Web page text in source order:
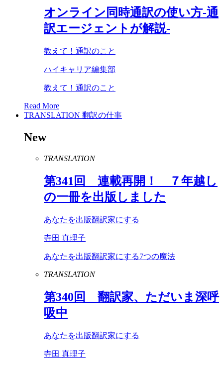
オンライン同時通訳の使い方-通
訳エージェントが解説-
教えて！通訳のこと
ハイキャリア編集部
教えて！通訳のこと
Read More
TRANSLATION 翻訳の仕事
New
TRANSLATION
第341 回 連載再開！ ７年越し
の一冊を出版しました
あなたを出版翻訳家にする
寺田 真理子
あなたを出版翻訳家にする7つの魔法
TRANSLATION
第340回 翻訳家、ただいま深呼
吸中
あなたを出版翻訳家にする
寺田 真理子